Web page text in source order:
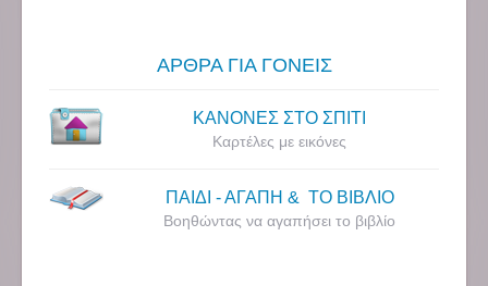
ΑΡΘΡΑ ΓΙΑ ΓΟΝΕΙΣ
ΚΑΝΟΝΕΣ ΣΤΟ ΣΠΙΤΙ
Καρτέλες με εικόνες
ΠΑΙΔΙ - ΑΓΑΠΗ & ΤΟ ΒΙΒΛΙΟ
Βοηθώντας να αγαπήσει το βιβλίο